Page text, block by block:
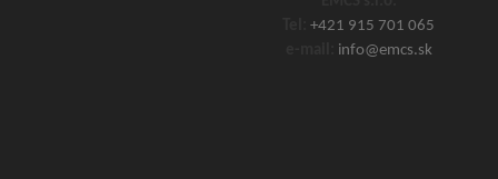
Tel:+421 915 701 065
info@emcs.sk